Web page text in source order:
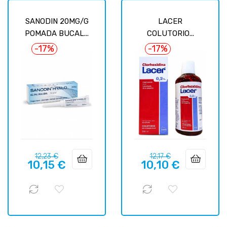
SANODIN 20MG/G
POMADA BUCAL...
-17%
Prix
habituel
12,23 €Prix
10,15 €
LACER
COLUTORIO...
-17%
Prix
habituel
12,17 €Prix
10,10 €